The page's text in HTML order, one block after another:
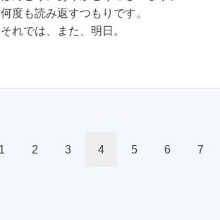
何度も読み返すつもりです。
それでは、また、明日。
1 2 3 4 5 6 7